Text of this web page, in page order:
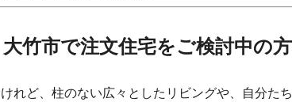
竹市で注文住宅をご検討中の
れど、柱のない広々としたリビングや、自分